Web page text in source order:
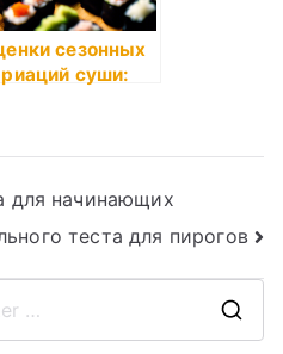
сезонных
суши:
для начинающих
теста для пирогов